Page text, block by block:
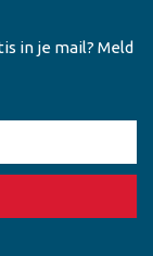
in je mail? Meld